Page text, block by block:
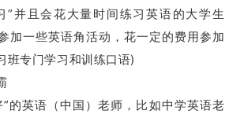
”并且会花大量时间练习英语的大学生
加一些英语角活动，花一定的费用参加
班专门学习和训练口语)
的英语（中国）老师，比如中学英语老